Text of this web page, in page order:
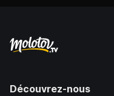
Découvrez-nous